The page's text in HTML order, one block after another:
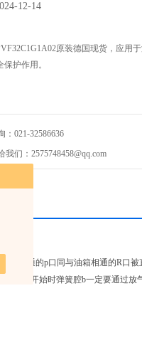
12-14
原装德国现货，应用
护作用。
：021-32586636
我们：2575748458@qq.com
泵想通的p口同与油箱相通的R口
偿。开始时弹簧腔b一定要通过放